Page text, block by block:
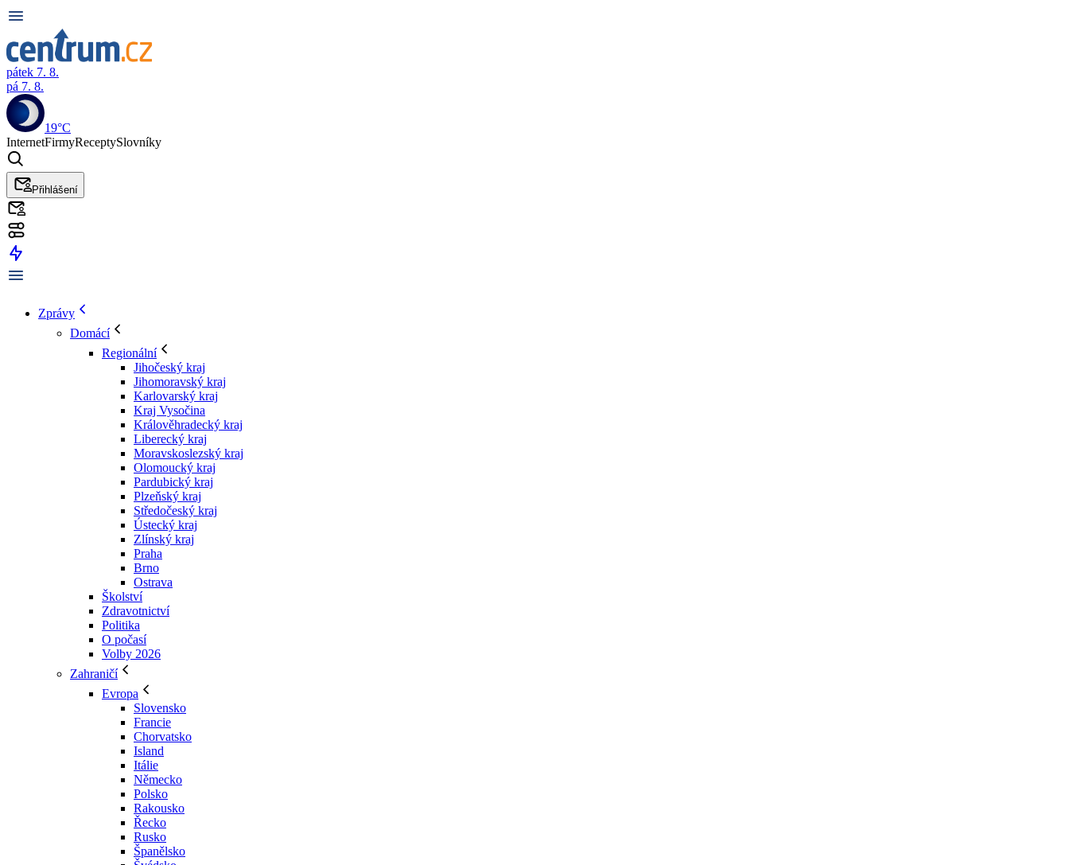
pátek 7. 8.
pá 7. 8.
19°C
InternetFirmyReceptySlovníky
Přihlášení
Zprávy
Domácí
Regionální
Jihočeský kraj
Jihomoravský kraj
Karlovarský kraj
Kraj Vysočina
Králověhradecký kraj
Liberecký kraj
Moravskoslezský kraj
Olomoucký kraj
Pardubický kraj
Plzeňský kraj
Středočeský kraj
Ústecký kraj
Zlínský kraj
Praha
Brno
Ostrava
Školství
Zdravotnictví
Politika
O počasí
Volby 2026
Zahraničí
Evropa
Slovensko
Francie
Chorvatsko
Island
Itálie
Německo
Polsko
Rakousko
Řecko
Rusko
Španělsko